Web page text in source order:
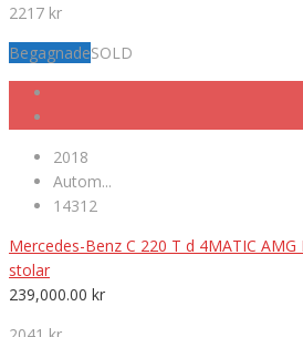
2217 kr
BegagnadeSOLD
2018
Autom...
14312
Mercedes-Benz C 220 T d 4MATIC AMG
stolar
239,000.00 kr